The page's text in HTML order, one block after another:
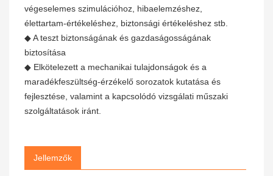
végeselemes szimulációhoz, hibaelemzéshez,
élettartam-értékeléshez, biztonsági értékeléshez stb.
◆ A teszt biztonságának és gazdaságosságának
biztosítása
◆ Elkötelezett a mechanikai tulajdonságok és a
maradékfeszültség-érzékelő sorozatok kutatása és
fejlesztése, valamint a kapcsolódó vizsgálati műszaki
szolgáltatások iránt.
Jellemzők